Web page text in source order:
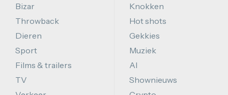
Bizar
Throwback
Dieren
Sport
Films & trailers
TV
Knokken
Hot shots
Gekkies
Muziek
AI
Shownieuws